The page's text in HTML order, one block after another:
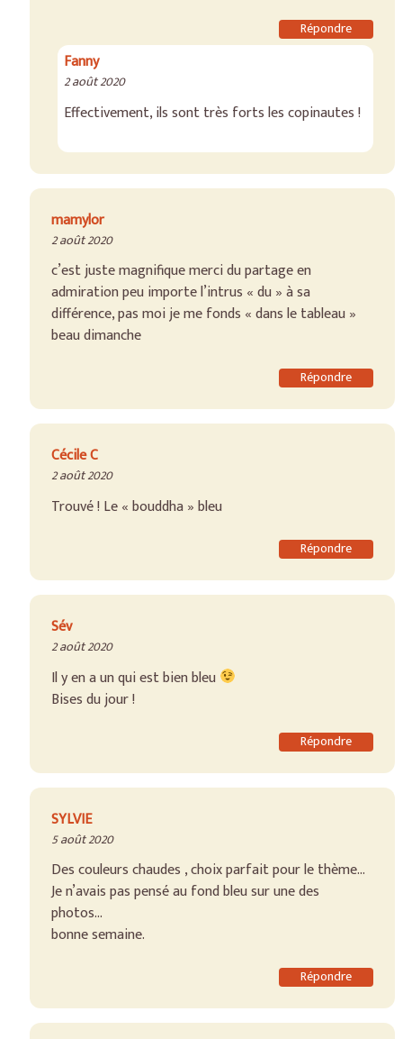
Répondre
Fanny
2 août 2020
Effectivement, ils sont très forts les copinautes !
mamylor
2 août 2020
c’est juste magnifique merci du partage en
admiration peu importe l’intrus « du » à sa
différence, pas moi je me fonds « dans le tableau »
beau dimanche
Répondre
Cécile C
2 août 2020
Trouvé ! Le « bouddha » bleu
Répondre
Sév
2 août 2020
Il y en a un qui est bien bleu
Bises du jour !
Répondre
SYLVIE
5 août 2020
Des couleurs chaudes , choix parfait pour le thème…
Je n’avais pas pensé au fond bleu sur une des
photos…
bonne semaine.
Répondre